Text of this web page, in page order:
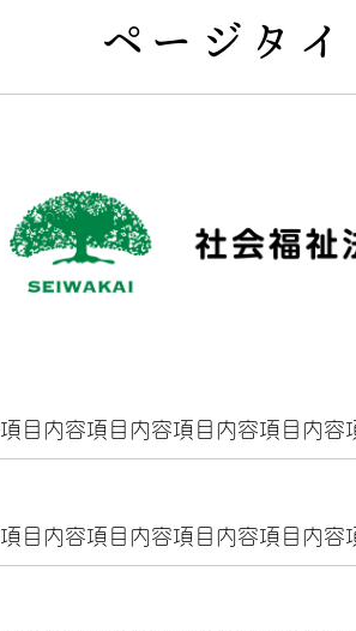
ページタ
項目内容項目内容項目内容項目内容
項目内容項目内容項目内容項目内容